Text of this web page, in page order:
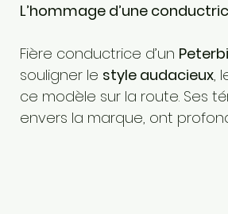
L’hommage d’une
Fière conductrice d’un
souligner le style audacieux,
ce modèle sur la route. Ses
envers la marque, ont